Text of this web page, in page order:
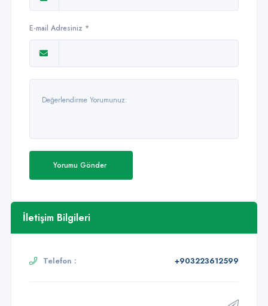
E-mail Adresiniz *
Yorumu Gönder
İletişim Bilgileri
Telefon : +903223612599